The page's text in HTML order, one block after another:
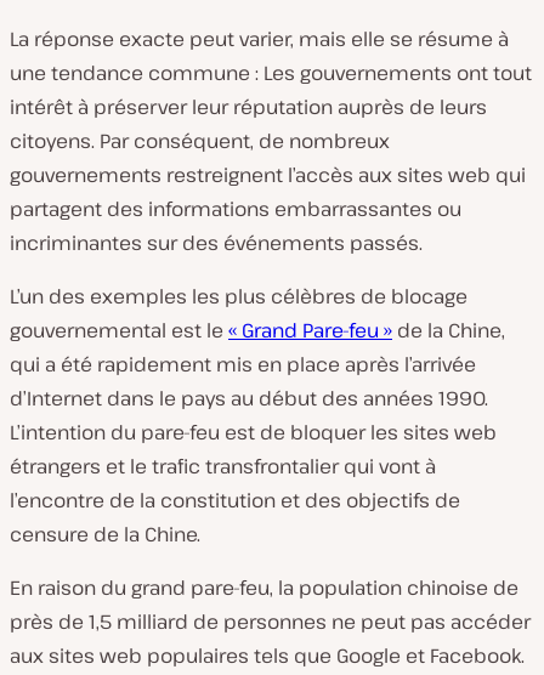
La réponse exacte peut varier, mais elle se résume à
une tendance commune : Les gouvernements ont tout
intérêt à préserver leur réputation auprès de leurs
citoyens. Par conséquent, de nombreux
gouvernements restreignent l’accès aux sites web qui
partagent des informations embarrassantes ou
incriminantes sur des événements passés.
L’un des exemples les plus célèbres de blocage
gouvernemental est le « Grand Pare-feu » de la Chine,
qui a été rapidement mis en place après l’arrivée
d’Internet dans le pays au début des années 1990.
L’intention du pare-feu est de bloquer les sites web
étrangers et le trafic transfrontalier qui vont à
l’encontre de la constitution et des objectifs de
censure de la Chine.
En raison du grand pare-feu, la population chinoise de
près de 1,5 milliard de personnes ne peut pas accéder
aux sites web populaires tels que Google et Facebook.